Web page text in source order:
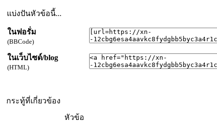
แบ่งปันหัวข้อนี้...
ในฟอรั่ม
(BBCode)
ในเว็บไซด์/blog
(HTML)
กระทู้ที่เกี่ยวข้อง
หัวข้อ